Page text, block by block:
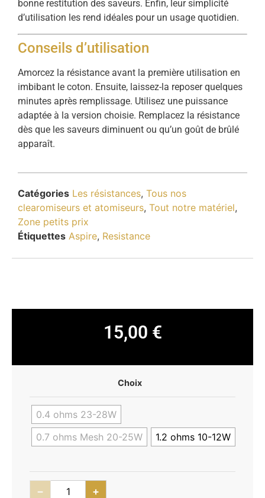
bonne restitution des saveurs. Enfin, leur simplicité
d’utilisation les rend idéales pour un usage quotidien.
Conseils d’utilisation
Amorcez la résistance avant la première utilisation en
imbibant le coton. Ensuite, laissez-la reposer quelques
minutes après remplissage. Utilisez une puissance
adaptée à la version choisie. Remplacez la résistance
dès que les saveurs diminuent ou qu’un goût de brûlé
apparaît.
Catégories Les résistances, Tous nos
clearomiseurs et atomiseurs, Tout notre matériel,
Zone petits prix
Étiquettes Aspire, Resistance
15,00 €
Choix
0.4 ohms 23-28W
0.7 ohms Mesh 20-25W
1.2 ohms 10-12W
− +